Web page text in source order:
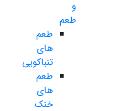
و
طعم
طعم
های
تنباکویی
طعم
های
خنک